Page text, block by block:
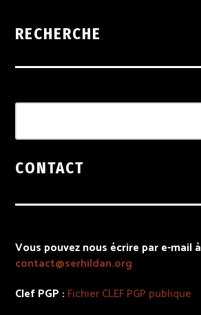
RECHERCHE
CONTACT
Vous pouvez nous écrire par e-mail à
contact@serhildan.org
Clef PGP : FichierCLEF PGP publique